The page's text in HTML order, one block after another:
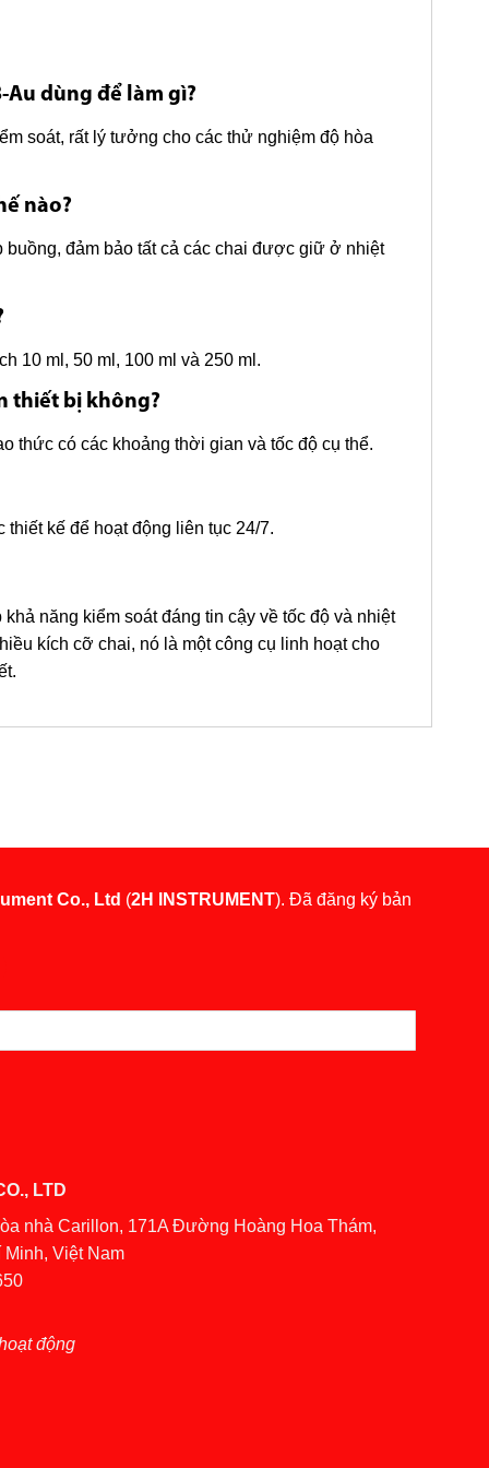
Au dùng để làm gì?
soát, rất lý tưởng cho các thử nghiệm độ hòa
nào?
đảm bảo tất cả các chai được giữ ở nhiệt
10 ml, 50 ml, 100 ml và 250 ml.
thiết bị không?
thức có các khoảng thời gian và tốc độ cụ thể.
kế để hoạt động liên tục 24/7.
năng kiểm soát đáng tin cậy về tốc độ và nhiệt
kích cỡ chai, nó là một công cụ linh hoạt cho
Co., Ltd (2H INSTRUMENT). Đã đăng ký bản
LTD
nhà Carillon, 171A Đường Hoàng Hoa Thám,
Việt Nam
động